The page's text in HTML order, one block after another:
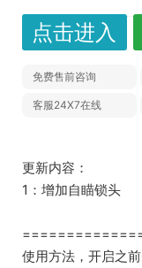
点击进入
免费售前咨询
客服24X7在线
更新内容：
1：增加自瞄锁头
使用方法，开启之